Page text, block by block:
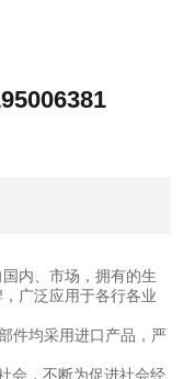
内、市场，拥有的生
广泛应用于各行各业
件均采用进口产品，严
会，不断为促进社会经